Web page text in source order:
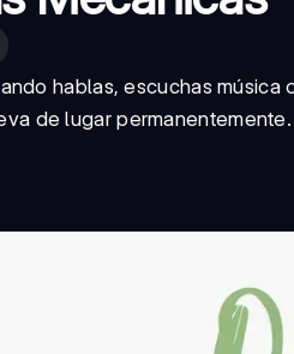
hablas, escuchas música
de lugar permanentemente.